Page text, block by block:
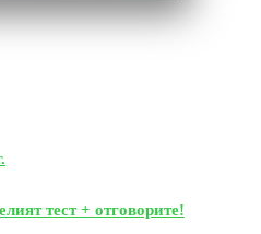
тест + отговорите!